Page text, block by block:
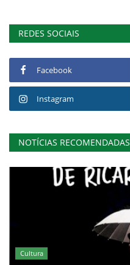
REDES SOCIAIS
Facebook
Instagram
NOTÍCIAS RECOMENDADAS
Cultura